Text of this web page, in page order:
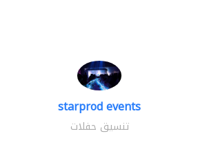
starprod events
تنسيق حفلات